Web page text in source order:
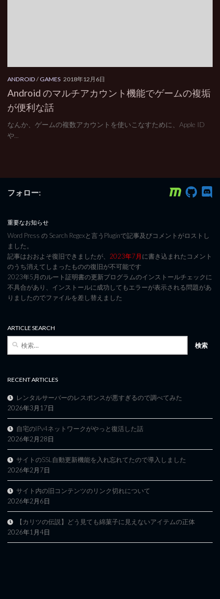
ANDROID /GAMES 2018年12月6日
Android のマルチアカウント機能でゲームの複垢
が便利な話
なんか、ゲームの複数アカウントを使いこなすために、Apple ID
や...
フォロー:
重要なお知らせ
Word Press の Search Regexと言うPluginで記事及びコメントがロストし
ました。
記事はおおよそ復旧できましたが、 2023年7月に書き込まれたコメント
のうち消えてしまったものの復旧が不可能です
2023年5月のルート証明書の更新プログラムのインストールチェックに
不具合があり、インストールに成功してもエラーが表示される問題があ
りましたのでファイルを差し替えました
ARTICLE SEARCH
検
RECENT ARTICLES
レンタルサーバーのレスポンスが悪すぎるので調べてみた
2026年3月17日
自宅のIPv4ネットワークがやっと復活した話
2026年2月28日
サイトのSSL自動更新機能を入れ忘れてたので導入しました
2026年2月7日
サイト内の旧コンテンツのリンク切れについて
2026年2月6日
【カリツの伝説】どう見ても綿菓子に見えないアイテムの正体
2026年1月4日